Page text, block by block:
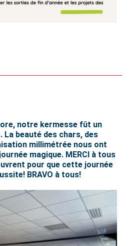
notre kermesse fût un
La beauté des chars, des
millimétrée nous ont
magique. MERCI à tous
pour que cette journée
BRAVO à tous!